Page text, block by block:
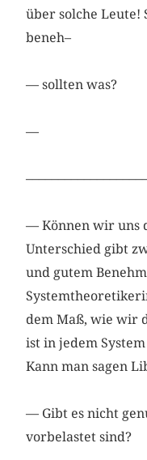
über ­solche Leute!
beneh–
— sollten was?
—
— Können wir uns
Unterschied gibt
und gutem
dem Maß, wie wir
ist in jedem
Kann man sagen
— Gibt es nicht
vorbelastet sind?